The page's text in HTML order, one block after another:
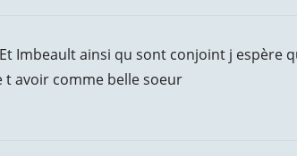
Imbeault ainsi qu sont conjoint j espère
t avoir comme belle soeur